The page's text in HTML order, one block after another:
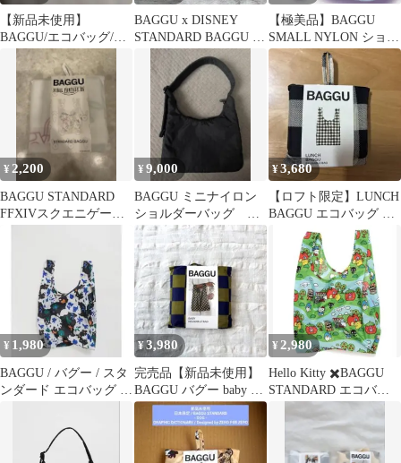
【新品未使用】
BAGGU/エコバッグ/ペ
ンギン/baby size
BAGGU x DISNEY
STANDARD BAGGU プ
ルート 大サイズ
【極美品】BAGGU
SMALL NYLON ショル
ダーバッグ ブルー
¥ 2,200
BAGGU STANDARD
FFXIVスクエニゲーム
¥9,000
BAGGU ミニナイロン
ショルダーバッグ ブ
ラック
¥3,680
【ロフト限定】LUNCH
BAGGU エコバッグ ギ
ンガムチェック
¥ 1,980
BAGGU / バグー / スタ
ンダード エコバッグ リ
¥3,980
完売品【新品未使用】
BAGGU バグー baby グ
リーンネイビー チェッ
¥ 2,980
Hello Kitty ✖️BAGGU
STANDARD エコバッ
グ &フレンズ